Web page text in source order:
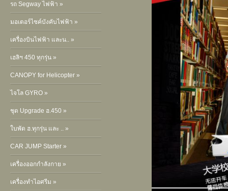
รถ Segway ไฟฟ้า »
มอเตอร์ไซค์บังคับไฟฟ้า »
เครื่องบินไฟฟ้า และน.. »
เฮลิฯ 450 ทุกรุ่น »
CANOPY for Helicopter »
ไจโล GYRO »
ชุด Upgrade ฮ.450 »
ใบพัด ฮ.ทุกรุ่น และ .. »
CAR JUMP Starter »
เครื่องออกกำลังกาย »
เครื่องทำไอศรีม »